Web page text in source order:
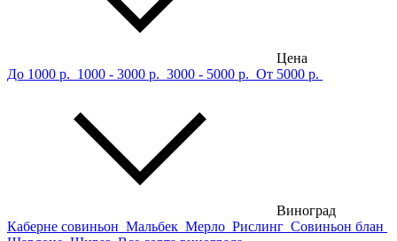
Цена
До 1000 р. 1000 - 3000 р. 3000 - 5000 р. От 5000 р.
Виноград
Каберне совиньон Мальбек Мерло Рислинг Совиньон блан